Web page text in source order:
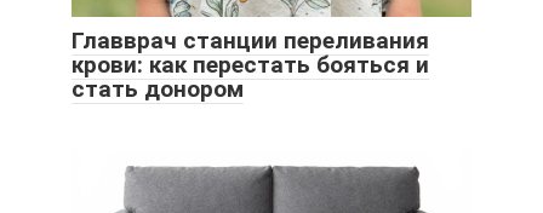
Главврач станции переливания
крови: как перестать бояться и
стать донором